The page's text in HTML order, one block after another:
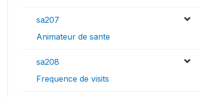
sa207
Animateur de sante
sa208
Frequence de visits